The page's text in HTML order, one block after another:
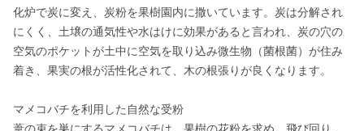
化炉で炭に変え、炭粉を果樹園内に撒いています。炭は分解され
にくく、土壌の通気性や水はけに効果があると言われ、炭の穴の
空気のポケットが土中に空気を取り込み微生物（菌根菌）が住み
着き、果実の根が活性化されて、木の根張りが良くなります。
マメコバチを利用した自然な受粉